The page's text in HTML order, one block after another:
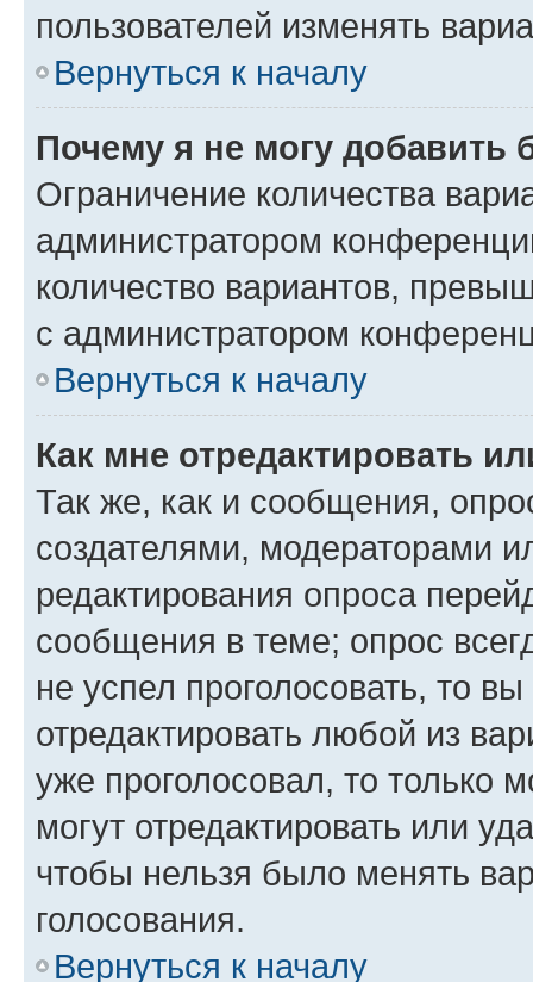
пользователей изменять
Вернуться к началу
Почему я не могу добавить
Ограничение количества
администратором
количество вариантов,
с администратором
Вернуться к началу
Как мне отредактировать
Так же, как и сообщения,
создателями, модераторами
редактирования опроса
сообщения в теме; опрос
не успел проголосовать, то
отредактировать любой из
уже проголосовал, то только
могут отредактировать или
чтобы нельзя было менять
голосования.
Вернуться к началу